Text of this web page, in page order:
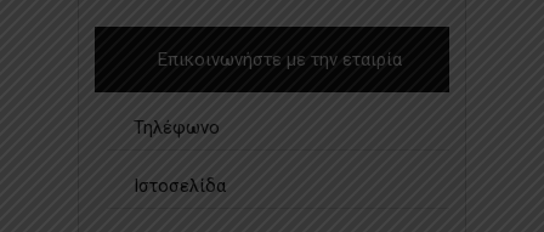
Επικοινωνήστε με την εταιρία
Τηλέφωνο
Ιστοσελίδα